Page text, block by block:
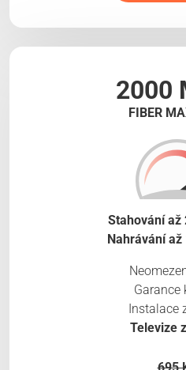
2000
FIBER
Stahování až
Nahrávání
Garance
Instalace
Televize